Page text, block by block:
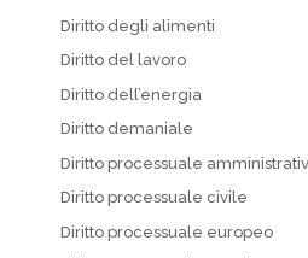
Diritto degli alimenti
Diritto del lavoro
Diritto dell’energia
Diritto demaniale
Diritto processuale
Diritto processuale civile
Diritto processuale europeo